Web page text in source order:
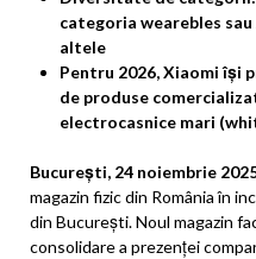
categoria wearebles sau
altele
Pentru 2026, Xiaomi își
de produse
electrocasnice mari
București, 24 noiembrie
magazin fizic din România în
din București. Noul magazin
consolidare a prezenței